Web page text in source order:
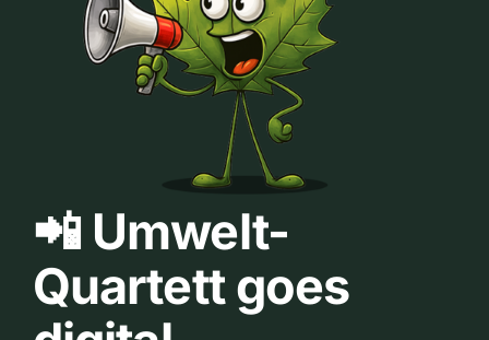
📲 Umwelt-
Quartett goes